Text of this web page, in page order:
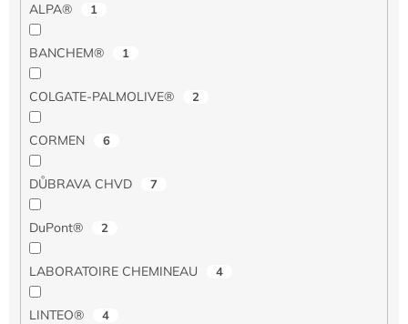
ALPA® 1
BANCHEM® 1
COLGATE-PALMOLIVE® 2
CORMEN 6
DŮBRAVA CHVD 7
DuPont® 2
LABORATOIRE CHEMINEAU 4
LINTEO® 4